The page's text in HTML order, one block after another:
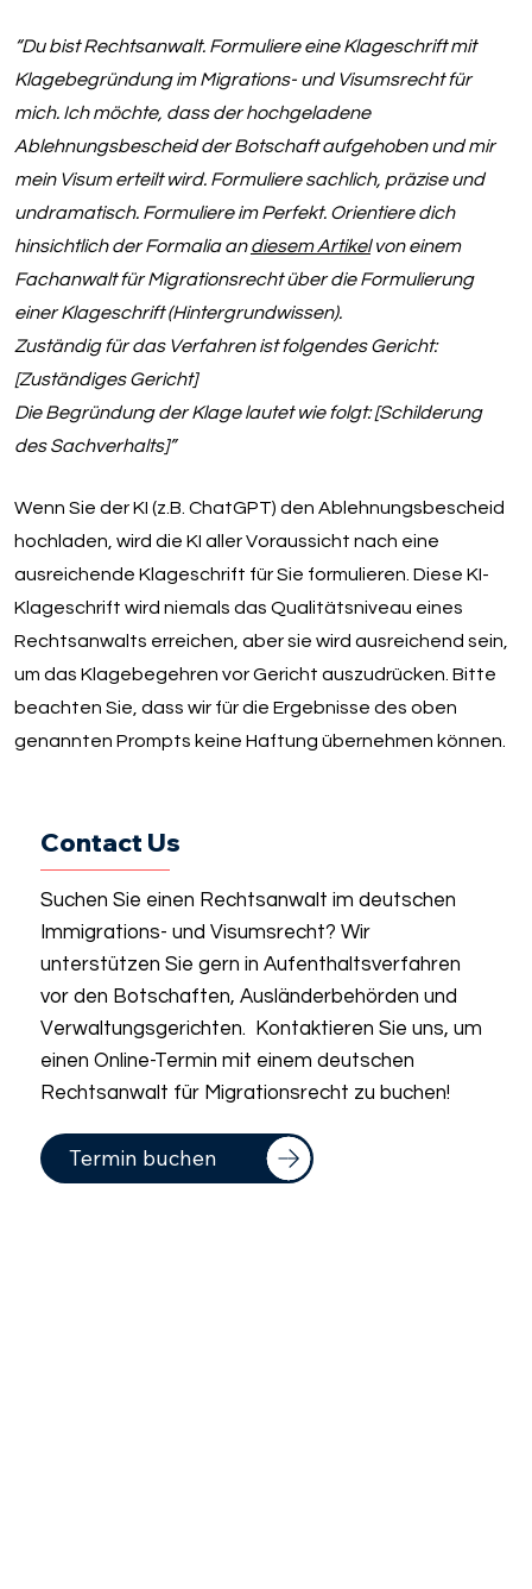
“Du bist Rechtsanwalt. Formuliere eine Klageschrift mit
Klagebegründung im Migrations- und Visumsrecht für
mich. Ich möchte, dass der hochgeladene
Ablehnungsbescheid der Botschaft aufgehoben und mir
mein Visum erteilt wird. Formuliere sachlich, präzise und
undramatisch. Formuliere im Perfekt. Orientiere dich
hinsichtlich der Formalia andiesem Artikelvon einem
Fachanwalt für Migrationsrecht über die Formulierung
einer Klageschrift (Hintergrundwissen).
Zuständig für das Verfahren ist folgendes Gericht:
[Zuständiges Gericht]
Die Begründung der Klage lautet wie folgt: [Schilderung
des Sachverhalts]”
Wenn Sie der KI (z.B. ChatGPT) den Ablehnungsbescheid
hochladen, wird die KI aller Voraussicht nach eine
ausreichende Klageschrift für Sie formulieren. Diese KI-
Klageschrift wird niemals das Qualitätsniveau eines
Rechtsanwalts erreichen, aber sie wird ausreichend sein,
um das Klagebegehren vor Gericht auszudrücken. Bitte
beachten Sie, dass wir für die Ergebnisse des oben
genannten Prompts keine Haftung übernehmen können.
Contact Us
Suchen Sie einen Rechtsanwalt im deutschen
Immigrations- und Visumsrecht? Wir
unterstützen Sie gern in Aufenthaltsverfahren
vor den Botschaften, Ausländerbehörden und
Verwaltungsgerichten. Kontaktieren Sie uns, um
einen Online-Termin mit einem deutschen
Rechtsanwalt für Migrationsrecht zu buchen!
Termin buchen